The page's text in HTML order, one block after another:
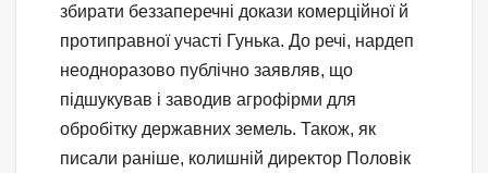
збирати беззаперечні докази комерційної й
протиправної участі Гунька. До речі, нардеп
неодноразово публічно заявляв, що
підшукував і заводив агрофірми для
обробітку державних земель. Також, як
писали раніше, колишній директор Половік